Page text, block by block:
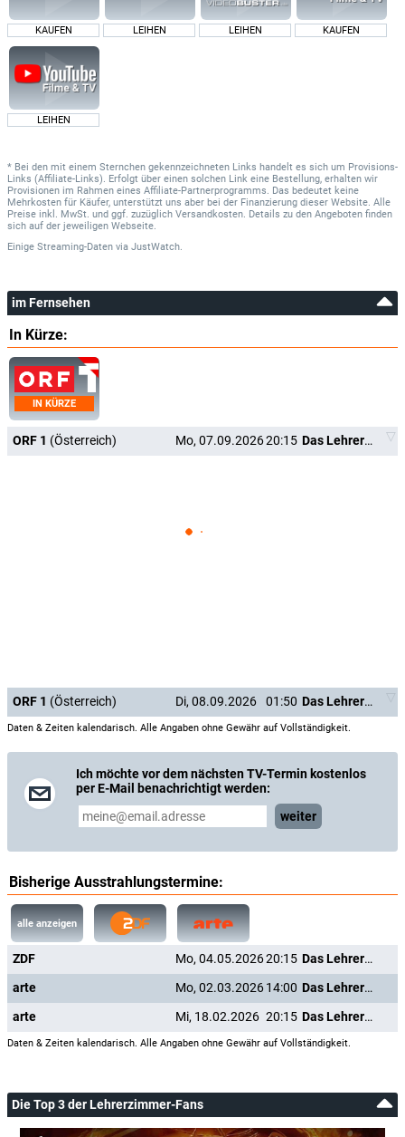
KAUFEN LEIHEN LEIHEN KAUFEN
LEIHEN
* Bei den mit einem Sternchen gekennzeichneten Links handelt es sich um Provisions-
Links (Affiliate-Links). Erfolgt über einen solchen Link eine Bestellung, erhalten wir
Provisionen im Rahmen eines Affiliate-Partnerprogramms. Das bedeutet keine
Mehrkosten für Käufer, unterstützt uns aber bei der Finanzierung dieser Website. Alle
Preise inkl. MwSt. und ggf. zuzüglich Versandkosten. Details zu den Angeboten finden
sich auf der jeweiligen Webseite.
Einige Streaming-Daten via JustWatch.
im Fernsehen
In Kürze:
IN KÜRZE
ORF 1 (Österreich) Mo, 07.09.202620:15 Das Lehrerzimmer
ORF 1 (Österreich) Di, 08.09.2026 01:50 Das Lehrerzimmer
Daten & Zeiten kalendarisch. Alle Angaben ohne Gewähr auf Vollständigkeit.
Ich möchte vor dem nächsten TV-Termin kostenlos
per E-Mail benachrichtigt werden:
weiter
Bisherige Ausstrahlungstermine:
alle anzeigen
ZDF Mo, 04.05.202620:15
Das Lehrerzimmer
arte
Mo, 02.03.202614:00
Das Lehrerzimmer
arte
Mi, 18.02.2026 20:15 Das Lehrerzimmer
Daten & Zeiten kalendarisch. Alle Angaben ohne Gewähr auf Vollständigkeit.
Die Top 3 der Lehrerzimmer-Fans